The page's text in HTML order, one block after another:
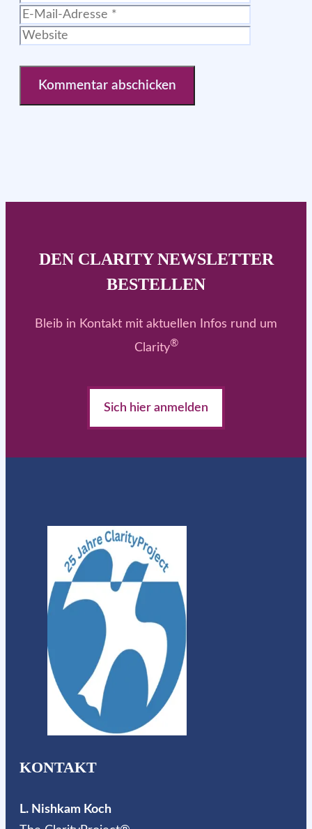
DEN CLARITY NEWSLETTER
BESTELLEN
Bleib in Kontakt mit aktuellen Infos rund um
Clarity®
Sich hier anmelden
KONTAKT
L. Nishkam Koch